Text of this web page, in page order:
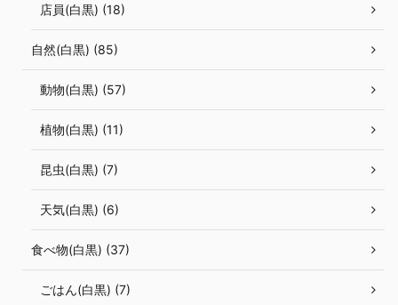
店員(白黒) (18)
自然(白黒) (85)
動物(白黒) (57)
植物(白黒) (11)
昆虫(白黒) (7)
天気(白黒) (6)
食べ物(白黒) (37)
ごはん(白黒) (7)